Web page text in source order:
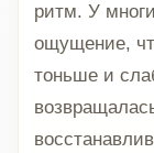
ритм. У
ощущение,
тоньше и